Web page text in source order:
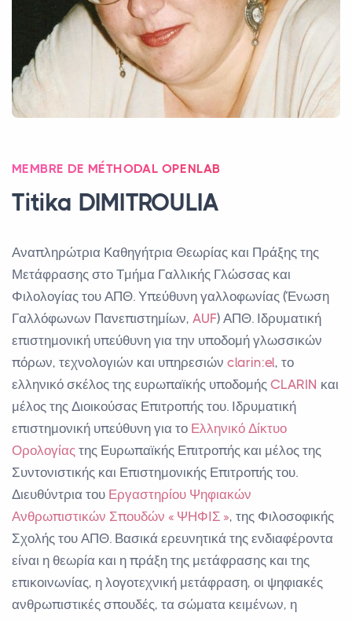
MEMBRE DE MÉTHODAL OPENLAB
Titika DIMITROULIA
Αναπληρώτρια Καθηγήτρια Θεωρίας και Πράξης της
Μετάφρασης στο Τμήμα Γαλλικής Γλώσσας και
Φιλολογίας του ΑΠΘ. Υπεύθυνη γαλλοφωνίας (Ένωση
Γαλλόφωνων Πανεπιστημίων, AUF) ΑΠΘ. Ιδρυματική
επιστημονική υπεύθυνη για την υποδομή γλωσσικών
πόρων, τεχνολογιών και υπηρεσιών clarin:el, το
ελληνικό σκέλος της ευρωπαϊκής υποδομής CLARIN και
μέλος της Διοικούσας Επιτροπής του. Ιδρυματική
επιστημονική υπεύθυνη για το Ελληνικό Δίκτυο
Ορολογίας της Ευρωπαϊκής Επιτροπής και μέλος της
Συντονιστικής και Επιστημονικής Επιτροπής του.
Διευθύντρια του Εργαστηρίου Ψηφιακών
Ανθρωπιστικών Σπουδών « ΨΗΦΙΣ », της Φιλοσοφικής
Σχολής του ΑΠΘ. Βασικά ερευνητικά της ενδιαφέροντα
είναι η θεωρία και η πράξη της μετάφρασης και της
επικοινωνίας, η λογοτεχνική μετάφραση, οι ψηφιακές
ανθρωπιστικές σπουδές, τα σώματα κειμένων, η